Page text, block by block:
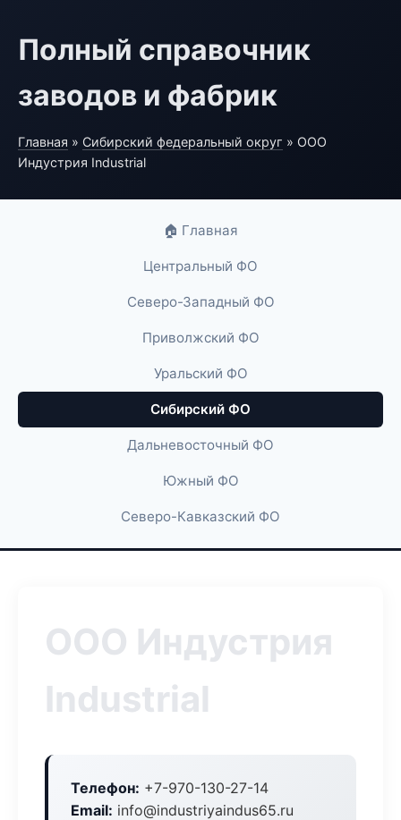
Полный справочник
заводов и фабрик
Главная » Сибирский федеральный округ » ООО
Индустрия Industrial
🏠 Главная
Центральный ФО
Северо-Западный ФО
Приволжский ФО
Уральский ФО
Сибирский ФО
Дальневосточный ФО
Южный ФО
Северо-Кавказский ФО
ООО Индустрия
Industrial
Телефон: +7-970-130-27-14
Email: info@industriyaindus65.ru